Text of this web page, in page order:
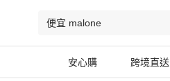
安心購 跨境直送